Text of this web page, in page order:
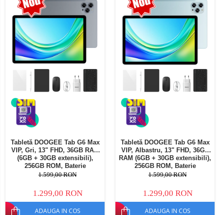
Telefoane mobile Ulefone
Telefoane mobile Unihertz
Telefoane mobile Cubot
Telefoane mobile Blackview
Telefoane mobile OSCAL
Telefoane mobile Fossibot
Telefoane mobile Lagenio
Telefoane mobile Samsung
Telefoane mobile iSEN
Telefoane mobile HUAWEI
Telefoane mobile iHunt
Telefoane mobile Xiaomi
Telefoane mobile Realme
Telefoane mobile ZTE Nubia
Tabletă DOOGEE Tab G6 Max
VIP, Gri, 13" FHD, 36GB RAM
(6GB + 30GB extensibili),
256GB ROM, Baterie
10800mAh, Android, Wi-Fi
1.599,00 RON
1.299,00 RON
ADAUGA IN COS
Tabletă DOOGEE Tab G6 Max
VIP, Albastru, 13" FHD, 36GB
RAM (6GB + 30GB extensibili),
256GB ROM, Baterie
10800mAh, Android, Wi-Fi
1.599,00 RON
1.299,00 RON
ADAUGA IN COS